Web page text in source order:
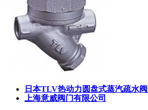
日本TLV热动力圆盘式蒸汽疏水
上海意威阀门有限公司